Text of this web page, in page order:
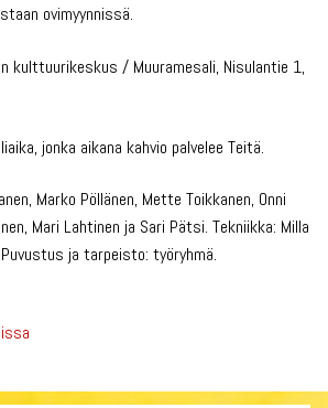
ovimyynnissä.
kulttuurikeskus / Muuramesali, Nisulantie 1,
jonka aikana kahvio palvelee Teitä.
Marko Pöllänen, Mette Toikkanen, Onni
Mari Lahtinen ja Sari Pätsi. Tekniikka: Milla
ja tarpeisto: työryhmä.